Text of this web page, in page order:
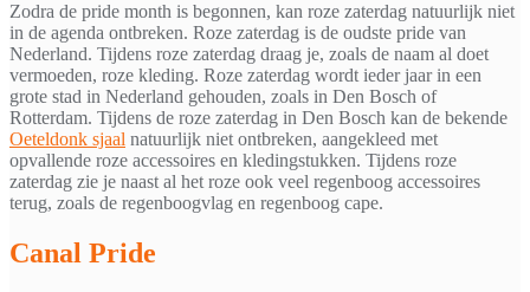
Zodra de pride month is begonnen, kan roze zaterdag natuurlijk niet
in de agenda ontbreken. Roze zaterdag is de oudste pride van
Nederland. Tijdens roze zaterdag draag je, zoals de naam al doet
vermoeden, roze kleding. Roze zaterdag wordt ieder jaar in een
grote stad in Nederland gehouden, zoals in Den Bosch of
Rotterdam. Tijdens de roze zaterdag in Den Bosch kan de bekende
Oeteldonk sjaal natuurlijk niet ontbreken, aangekleed met
opvallende roze accessoires en kledingstukken. Tijdens roze
zaterdag zie je naast al het roze ook veel regenboog accessoires
terug, zoals de regenboogvlag en regenboog cape.
Canal Pride